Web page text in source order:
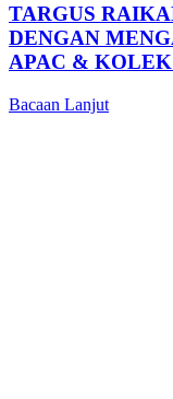
TARGUS
DENGAN
APAC &
Bacaan Lanjut